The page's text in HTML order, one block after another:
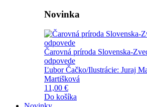
Novinka
Čarovná príroda Slovenska-
odpovede
Ľubor Čačko/Ilustrácie: Juraj
Martišková
11,00 €
Do košíka